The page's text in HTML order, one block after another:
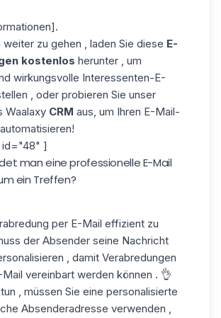
zu gehen , laden Sie diese E-
kostenlos herunter , um
wirkungsvolle Interessenten-E-
, oder probieren Sie unser
Waalaxy CRM aus, um Ihren E-Mail-
id="48" ]
man eine professionelle E-Mail
ein Treffen?
per E-Mail effizient zu
der Absender seine Nachricht
, damit Verabredungen
vereinbart werden können . 👌
, müssen Sie eine personalisierte
Absenderadresse verwenden ,